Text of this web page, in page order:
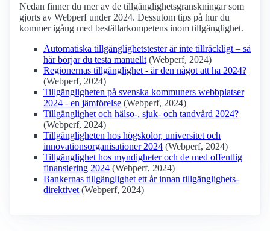
Nedan finner du mer av de tillgänglighetsgranskningar som
gjorts av Webperf under 2024. Dessutom tips på hur du
kommer igång med beställarkompetens inom tillgänglighet.
Automatiska tillgänglighetstester är inte tillräckligt – så
här börjar du testa manuellt (Webperf, 2024)
Regionernas tillgänglighet - är den något att ha 2024?
(Webperf, 2024)
Tillgängligheten på svenska kommuners webbplatser
2024 - en jämförelse (Webperf, 2024)
Tillgänglighet och hälso-, sjuk- och tandvård 2024?
(Webperf, 2024)
Tillgängligheten hos högskolor, universitet och
innovations­organisationer 2024 (Webperf, 2024)
Tillgänglighet hos myndigheter och de med offentlig
finansiering 2024 (Webperf, 2024)
Bankernas tillgänglighet ett år innan tillgänglighets­
direktivet (Webperf, 2024)